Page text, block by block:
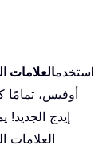
: استخدمالعلامات
أوفيس،
إيدج الجديد!
العلامات